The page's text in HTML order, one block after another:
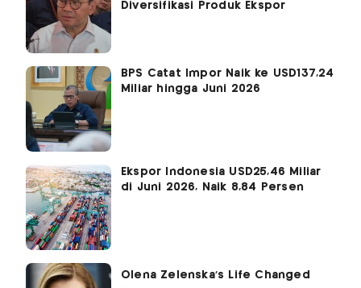
Diversifikasi Produk Ekspor
BPS Catat Impor Naik ke USD137,24
Miliar hingga Juni 2026
Ekspor Indonesia USD25,46 Miliar
di Juni 2026, Naik 8,84 Persen